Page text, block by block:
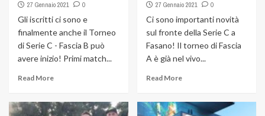
27 Gennaio 2021
0
Gli iscritti ci sono e
finalmente anche il Torneo
di Serie C - Fascia B può
avere inizio! Primi match...
Read More
27 Gennaio 2021
0
Ci sono importanti novità
sul fronte della Serie C a
Fasano! Il torneo di Fascia
A è già nel vivo...
Read More